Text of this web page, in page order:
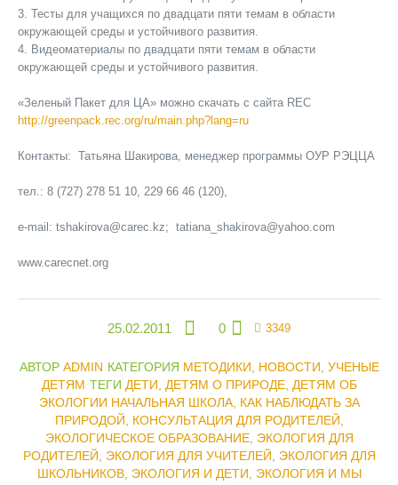
3. Тесты для учащихся по двадцати пяти темам в области
окружающей среды и устойчивого развития.
4. Видеоматериалы по двадцати пяти темам в области
окружающей среды и устойчивого развития.
«Зеленый Пакет для ЦА» можно скачать с сайта REC
http://greenpack.rec.org/ru/main.php?lang=ru
Контакты: Татьяна Шакирова, менеджер программы ОУР РЭЦЦА
тел.: 8 (727) 278 51 10, 229 66 46 (120),
e-mail: tshakirova@carec.kz; tatiana_shakirova@yahoo.com
www.carecnet.org
25.02.2011 0 3349
АВТОР ADMIN КАТЕГОРИЯ МЕТОДИКИ НОВОСТИ УЧЕНЫЕ
ДЕТЯМ ТЕГИ ДЕТИ ДЕТЯМ О ПРИРОДЕ, ДЕТЯМ ОБ
ЭКОЛОГИИ НАЧАЛЬНАЯ ШКОЛА, КАК НАБЛЮДАТЬ ЗА
ПРИРОДОЙ
КОНСУЛЬТАЦИЯ ДЛЯ РОДИТЕЛЕЙ
ЭКОЛОГИЧЕСКОЕ ОБРАЗОВАНИЕ, ЭКОЛОГИЯ ДЛЯ
РОДИТЕЛЕЙ
ЭКОЛОГИЯ ДЛЯ УЧИТЕЛЕЙ
ЭКОЛОГИЯ ДЛЯ
ШКОЛЬНИКОВ, ЭКОЛОГИЯ И ДЕТИ ЭКОЛОГИЯ И МЫ